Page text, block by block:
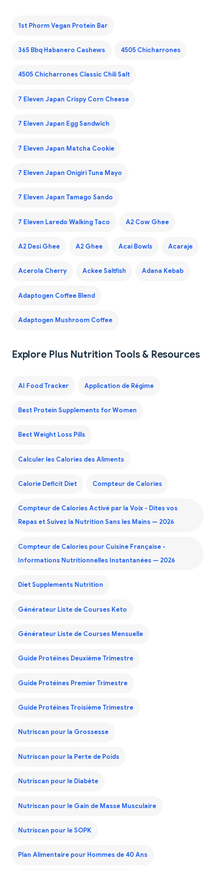
1st Phorm Vegan Protein Bar
365 Bbq Habanero Cashews 4505 Chicharrones
4505 Chicharrones Classic Chili Salt
7 Eleven Japan Crispy Corn Cheese
7 Eleven Japan Egg Sandwich
7 Eleven Japan Matcha Cookie
7 Eleven Japan Onigiri Tuna Mayo
7 Eleven Japan Tamago Sando
7 Eleven Laredo Walking Taco A2 Cow Ghee
A2 Desi Ghee A2 Ghee Acai Bowls Acaraje
Acerola Cherry Ackee Saltfish Adana Kebab
Adaptogen Coffee Blend
Adaptogen Mushroom Coffee
Explore Plus Nutrition Tools & Resources
AI Food Tracker Application de Régime
Best Protein Supplements for Women
Best Weight Loss Pills
Calculer les Calories des Aliments
Calorie Deficit Diet Compteur de Calories
Compteur de Calories Activé par la Voix - Dites vos
Repas et Suivez la Nutrition Sans les Mains — 2026
Compteur de Calories pour Cuisine Française -
Informations Nutritionnelles Instantanées — 2026
Diet Supplements Nutrition
Générateur Liste de Courses Keto
Générateur Liste de Courses Mensuelle
Guide Protéines Deuxième Trimestre
Guide Protéines Premier Trimestre
Guide Protéines Troisième Trimestre
Nutriscan pour la Grossesse
Nutriscan pour la Perte de Poids
Nutriscan pour le Diabète
Nutriscan pour le Gain de Masse Musculaire
Nutriscan pour le SOPK
Plan Alimentaire pour Hommes de 40 Ans